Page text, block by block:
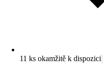
11 ks okamžitě k dispozici